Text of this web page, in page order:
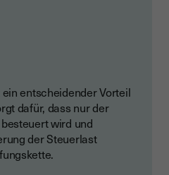
entscheidender Vorteil
dafür, dass nur der
wird und
der Steuerlast